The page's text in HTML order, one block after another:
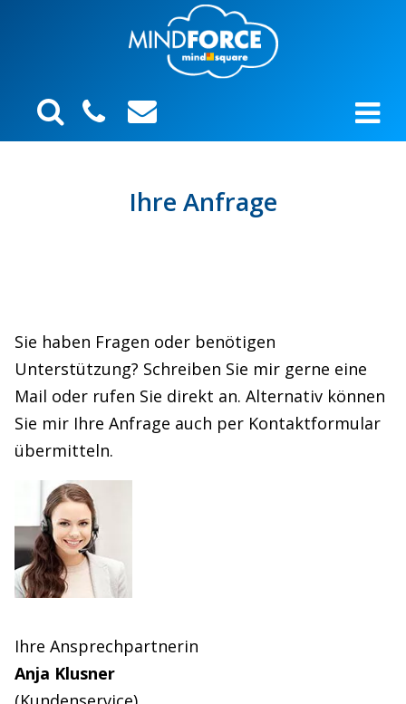
Ihre Anfrage
Sie haben Fragen oder benötigen
Unterstützung? Schreiben Sie mir gerne eine
Mail oder rufen Sie direkt an. Alternativ können
Sie mir Ihre Anfrage auch per Kontaktformular
übermitteln.
Ihre Ansprechpartnerin
Anja Klusner